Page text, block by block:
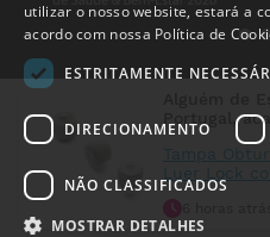
MedicalShop -
2011-2026 | Todos
utilizar o nosso website, estará a
acordo com nossa Política de
ESTRITAMENTE
DIRECIONAMENTO
NÃO CLASSIFICADOS
MOSTRAR DETALHES
,
Tampa
Luer Lock